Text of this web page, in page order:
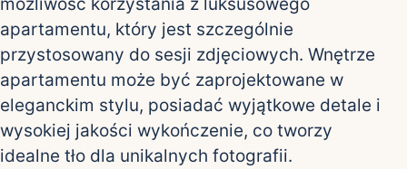
apartamentu, który jest szczególnie
przystosowany do sesji zdjęciowych. Wnętrze
apartamentu może być zaprojektowane w
eleganckim stylu, posiadać wyjątkowe detale i
wysokiej jakości wykończenie, co tworzy
idealne tło dla unikalnych fotografii.